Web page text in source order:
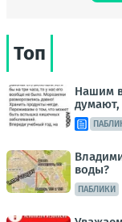
Топ
Нашим
думают,
воды?
ПАБЛИКИ